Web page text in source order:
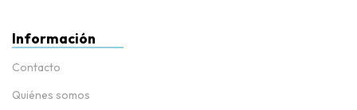
Información
Contacto
Quiénes somos